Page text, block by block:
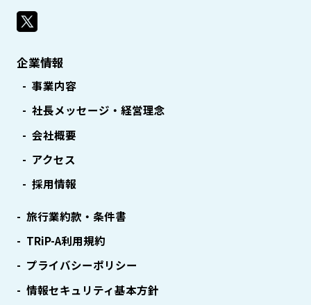
企業情報
事業内容
社長メッセージ・経営理念
会社概要
アクセス
採用情報
旅行業約款・条件書
TRiP-A利用規約
プライバシーポリシー
情報セキュリティ基本方針